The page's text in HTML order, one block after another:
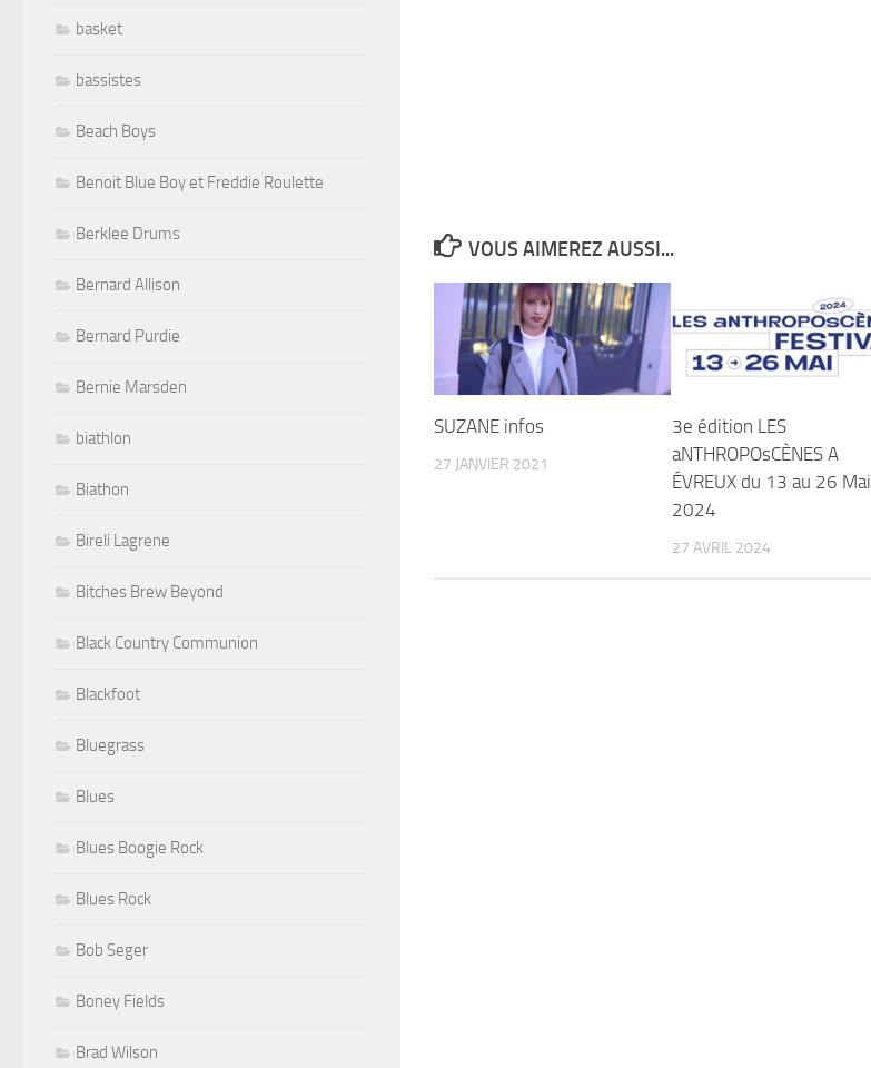
VOUS AIMEREZ AUSSI...
SUZANE infos
27 JANVIER 2021
3e édition LES
aNTHROPOsCÈNES A
ÉVREUX du 13 au 26 Mai
2024
27 AVRIL 2024
basket
bassistes
Beach Boys
Benoit Blue Boy et Freddie Roulette
Berklee Drums
Bernard Allison
Bernard Purdie
Bernie Marsden
biathlon
Biathon
Bireli Lagrene
Bitches Brew Beyond
Black Country Communion
Blackfoot
Bluegrass
Blues
Blues Boogie Rock
Blues Rock
Bob Seger
Boney Fields
Brad Wilson